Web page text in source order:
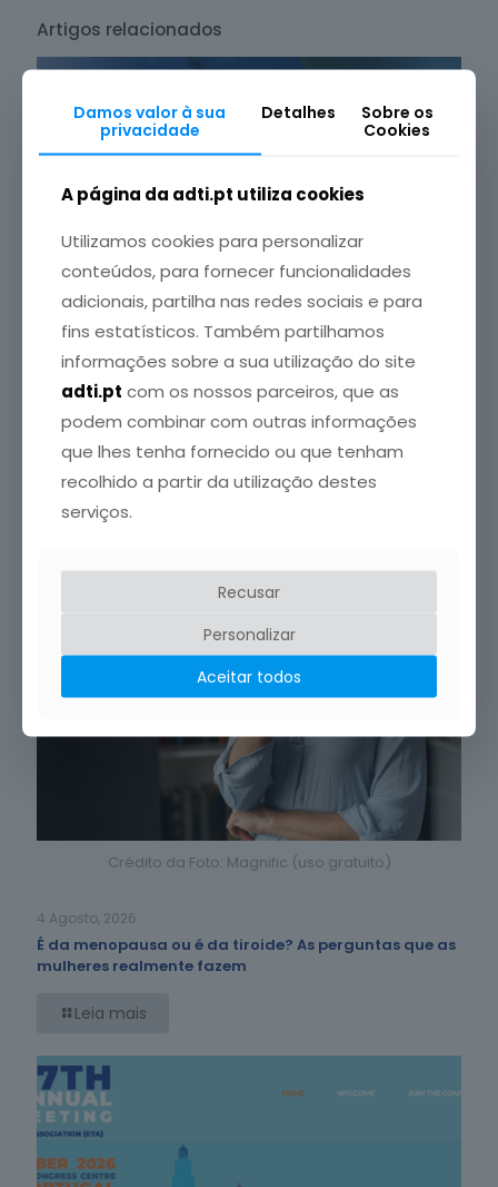
Artigos relacionados
6 Agosto, 2026
Congresso Português de Endocrinologia regressa em
janeiro de 2027
Crédito da Foto: Magnific (uso gratuito)
4 Agosto, 2026
É da menopausa ou é da tiroide? As perguntas que as
mulheres realmente fazem
Leia mais
Damos valor à sua
privacidade
Detalhes
Sobre os
Cookies
A página da adti.pt utiliza cookies
Utilizamos cookies para personalizar
conteúdos, para fornecer funcionalidades
adicionais, partilha nas redes sociais e para
fins estatísticos. Também partilhamos
informações sobre a sua utilização do site
adti.pt com os nossos parceiros, que as
podem combinar com outras informações
que lhes tenha fornecido ou que tenham
recolhido a partir da utilização destes
serviços.
Recusar
Personalizar
Aceitar todos